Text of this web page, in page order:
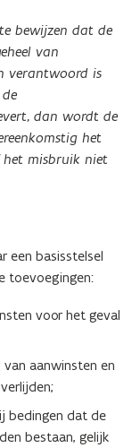
bewijzen dat de
van
verantwoord is
dan wordt de
het
het misbruik niet
een basisstelsel
toevoegingen:
voor het geval
aanwinsten en
bedingen dat de
bestaan, gelijk